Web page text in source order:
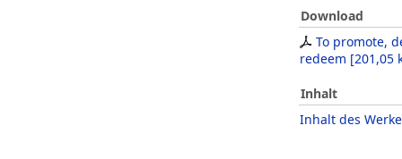
Download
To promote,
redeem [201,05
Inhalt
Inhalt des